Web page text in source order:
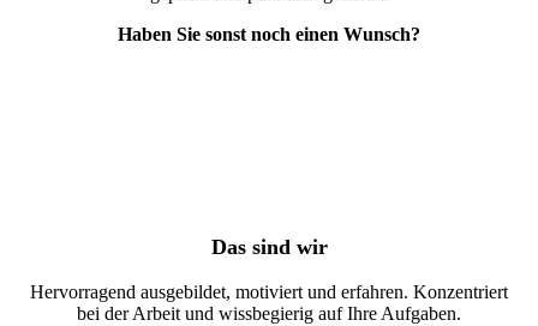
Haben Sie sonst noch einen Wunsch?
Das sind wir
Hervorragend ausgebildet, motiviert und erfahren. Konzentriert
bei der Arbeit und wissbegierig auf Ihre Aufgaben.